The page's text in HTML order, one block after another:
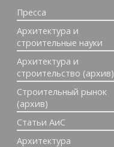
Пресса
Архитектура и
строительные науки
Архитектура и
строительство (архив)
Строительный рынок
(архив)
Статьи АиС
Архитектура